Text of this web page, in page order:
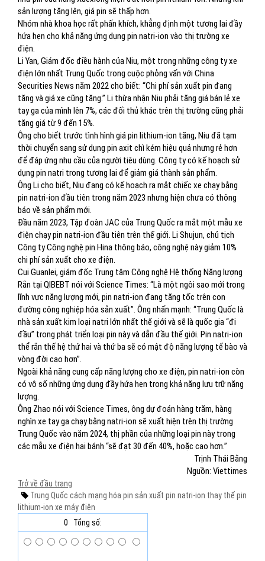
sản lượng tăng lên, giá pin sẽ thấp hơn.
Nhóm nhà khoa học rất phấn khích, khẳng định một tương lai đầy
hứa hẹn cho khả năng ứng dụng pin natri-ion vào thị trường xe
điện.
Li Yan, Giám đốc điều hành của Niu, một trong những công ty xe
điện lớn nhất Trung Quốc trong cuộc phỏng vấn với China
Securities News năm 2022 cho biết: “Chi phí sản xuất pin đang
tăng và giá xe cũng tăng.” Li thừa nhận Niu phải tăng giá bán lẻ xe
tay ga của mình lên 7%, các đối thủ khác trên thị trường cũng phải
tăng giá từ 9 đến 15%.
Ông cho biết trước tình hình giá pin lithium-ion tăng, Niu đã tạm
thời chuyển sang sử dụng pin axit chì kém hiệu quả nhưng rẻ hơn
để đáp ứng nhu cầu của người tiêu dùng. Công ty có kế hoạch sử
dụng pin natri trong tương lai để giảm giá thành sản phẩm.
Ông Li cho biết, Niu đang có kế hoạch ra mắt chiếc xe chạy bằng
pin natri-ion đầu tiên trong năm 2023 nhưng hiện chưa có thông
báo về sản phẩm mới.
Đầu năm 2023, Tập đoàn JAC của Trung Quốc ra mắt một mẫu xe
điện chạy pin natri-ion đầu tiên trên thế giới. Li Shujun, chủ tịch
Công ty Công nghệ pin Hina thông báo, công nghệ này giảm 10%
chi phí sản xuất cho xe điện.
Cui Guanlei, giám đốc Trung tâm Công nghệ Hệ thống Năng lượng
Rắn tại QIBEBT nói với Science Times: “Là một ngôi sao mới trong
lĩnh vực năng lượng mới, pin natri-ion đang tăng tốc trên con
đường công nghiệp hóa sản xuất”. Ông nhấn mạnh: “Trung Quốc là
nhà sản xuất kim loại natri lớn nhất thế giới và sẽ là quốc gia “đi
đầu” trong phát triển loại pin này và dẫn đầu thế giới. Pin natri-ion
thể rắn thế hệ thứ hai và thứ ba sẽ có mật độ năng lượng tế bào và
vòng đời cao hơn”.
Ngoài khả năng cung cấp năng lượng cho xe điện, pin natri-ion còn
có vô số những ứng dụng đầy hứa hẹn trong khả năng lưu trữ năng
lượng.
Ông Zhao nói với Science Times, ông dự đoán hàng trăm, hàng
nghìn xe tay ga chạy bằng natri-ion sẽ xuất hiện trên thị trường
Trung Quốc vào năm 2024, thị phần của những loại pin này trong
các mẫu xe điện hai bánh “sẽ đạt 30 đến 40%, hoặc cao hơn.”
Trịnh Thái Bằng
Nguồn: Viettimes
Trở về đầu trang
Trung Quốc cách mạng hóa pin sản xuất pin natri-ion thay thếpin
lithium-ion xe máy điện
0
Tổng số: